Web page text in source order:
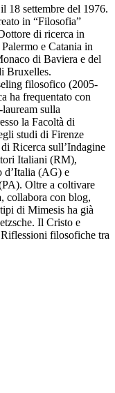
18 settembre del 1976.
in “Filosofia”
di ricerca in
e Catania in
di Baviera e del
Bruxelles.
filosofico (2005-
ha frequentato con
sulla
la Facoltà di
studi di Firenze
Ricerca sull’Indagine
Italiani (RM),
d’Italia (AG) e
Oltre a coltivare
collabora con blog,
di Mimesis ha già
Il Cristo e
filosofiche tra